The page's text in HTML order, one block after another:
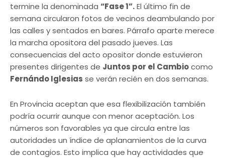
termine la denominada “Fase 1”.El último fin de
semana circularon fotos de vecinos deambulando por
las calles y sentados en bares. Párrafo aparte merece
la marcha opositora del pasado jueves. Las
consecuencias del acto opositor donde estuvieron
presentes dirigentes de Juntos por el Cambiocomo
Fernándo Iglesias se verán recién en dos semanas.
En Provincia aceptan que esa flexibilización también
podría ocurrir aunque con menor aceptación. Los
números son favorables ya que circula entre las
autoridades un índice de aplanamientos de la curva
de contagios. Esto implica que hay actividades que